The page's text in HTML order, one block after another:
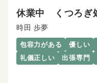
休業中 くつろぎ
時田 歩夢
包容力がある 優しい
礼儀正しい
出張専門